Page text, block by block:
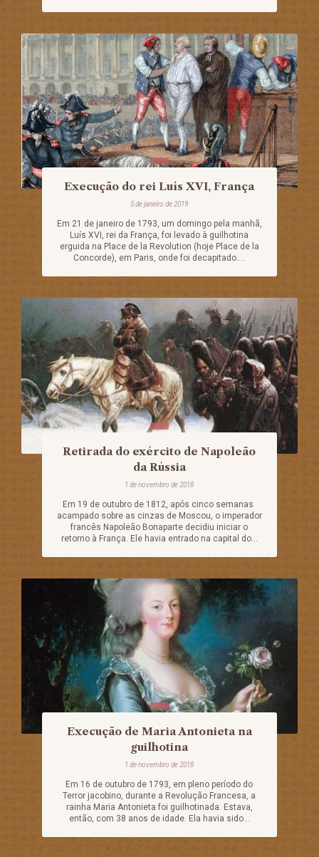
Execução do rei Luís XVI, França
5 de janeiro de 2019
Em 21 de janeiro de 1793, um domingo pela manhã,
Luís XVI, rei da França, foi levado à guilhotina
erguida na Place de la Revolution (hoje Place de la
Concorde), em Paris, onde foi decapitado....
Retirada do exército de Napoleão
da Rússia
1 de novembro de 2018
Em 19 de outubro de 1812, após cinco semanas
acampado sobre as cinzas de Moscou, o imperador
francês Napoleão Bonaparte decidiu iniciar o
retorno à França. Ele havia entrado na capital do...
Execução de Maria Antonieta na
guilhotina
1 de novembro de 2018
Em 16 de outubro de 1793, em pleno período do
Terror jacobino, durante a Revolução Francesa, a
rainha Maria Antonieta foi guilhotinada. Estava,
então, com 38 anos de idade. Ela havia sido...